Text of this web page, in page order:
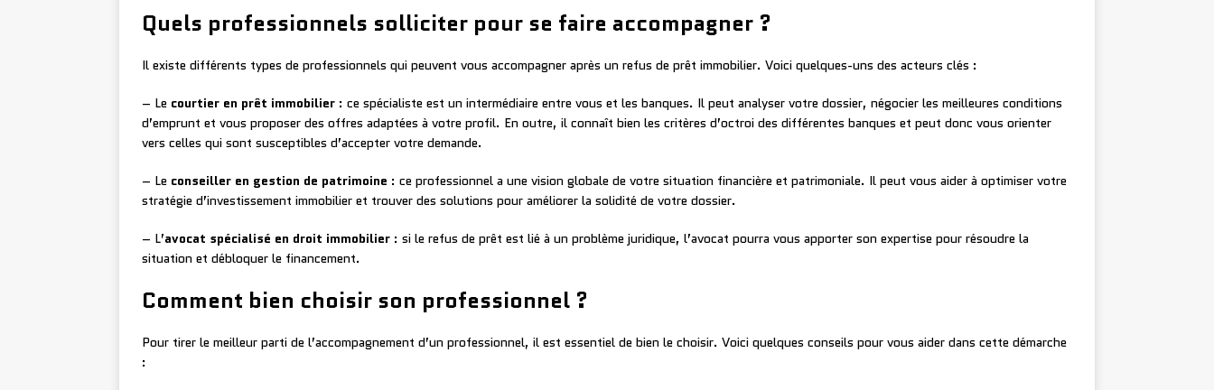
Quels professionnels solliciter pour se faire accompagner ?
Il existe différents types de professionnels qui peuvent vous accompagner après un refus de prêt immobilier. Voici quelques-uns des acteurs clés :
– Le courtier en prêt immobilier : ce spécialiste est un intermédiaire entre vous et les banques. Il peut analyser votre dossier, négocier les meilleures conditions
d’emprunt et vous proposer des offres adaptées à votre profil. En outre, il connaît bien les critères d’octroi des différentes banques et peut donc vous orienter
vers celles qui sont susceptibles d’accepter votre demande.
– Le conseiller en gestion de patrimoine : ce professionnel a une vision globale de votre situation financière et patrimoniale. Il peut vous aider à optimiser votre
stratégie d’investissement immobilier et trouver des solutions pour améliorer la solidité de votre dossier.
– L’avocat spécialisé en droit immobilier : si le refus de prêt est lié à un problème juridique, l’avocat pourra vous apporter son expertise pour résoudre la
situation et débloquer le financement.
Comment bien choisir son professionnel ?
Pour tirer le meilleur parti de l’accompagnement d’un professionnel, il est essentiel de bien le choisir. Voici quelques conseils pour vous aider dans cette démarche
: